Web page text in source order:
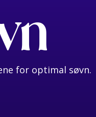
for optimal søvn.